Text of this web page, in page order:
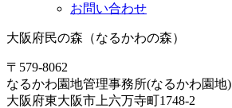
お問い合わせ
大阪府民の森（なるかわの森）
〒579-8062
なるかわ園地管理事務所(なるかわ園地)
大阪府東大阪市上六万寺町1748-2